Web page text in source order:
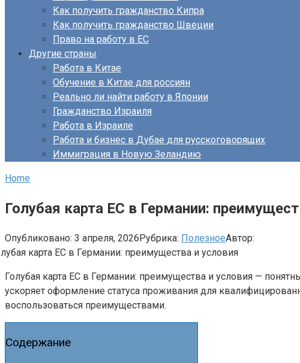
Как получить гражданство Кипра
Как получить гражданство Швеции
Право на работу в ЕС
Другие страны
Работа в Китае
Обучение в Китае для россиян
Реально ли найти работу в Японии
Гражданство Израиля
Работа в Израиле
Работа и бизнес в Дубае для русскоговорящих
Иммиграция в Новую Зеландию
Home
Голубая карта ЕС в Германии:
Опубликовано: 3 апреля, 2026Рубрика: ПолезноеАвтор:
Голубая карта ЕС в Германии: преимущества и условия —
ускоряет оформление статуса проживания для
воспользоваться преимуществами.
Содержание